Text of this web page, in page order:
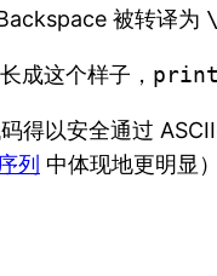
被转译为
成这个样子，
得以安全通过
列 中体现地更明显